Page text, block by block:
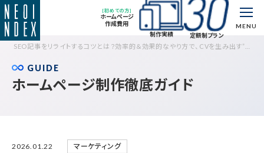
[初めての方]
ホームページ
作成費用
制作実績
定額制プラン
MENU
SEO記事をリライトするコツとは？効率的＆効果的なやり方で、CVを生み出す”金
GUIDE
ホームページ制作徹底ガイド
2026.01.22 マーケティング